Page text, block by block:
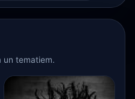
un tematiem.